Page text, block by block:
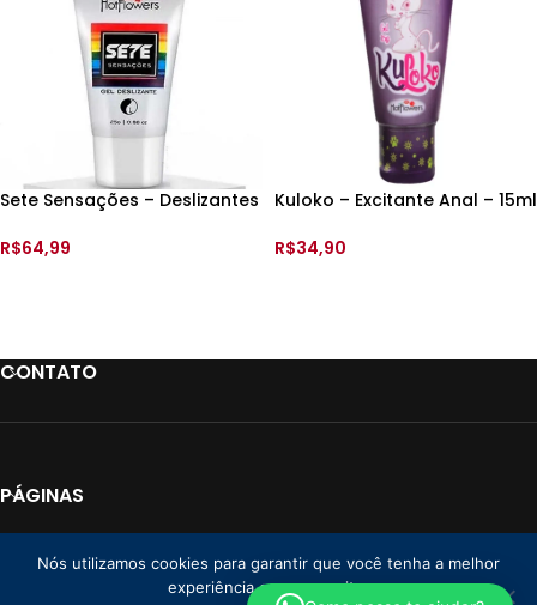
Sete Sensações – Deslizantes
R$64,99
Kuloko – Excitante Anal – 15ml
R$34,90
CONTATO
PÁGINAS
Nós utilizamos cookies para garantir que você tenha a melhor
experiência em nosso site.